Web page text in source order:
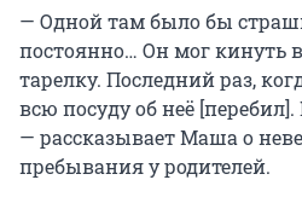
— Одной там было бы
постоянно… Он мог кинуть
тарелку. Последний раз,
всю посуду об неё [перебил].
— рассказывает Маша о
пребывания у родителей.